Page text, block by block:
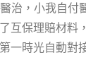
治，小我自付
保理賠材
一時光自動對